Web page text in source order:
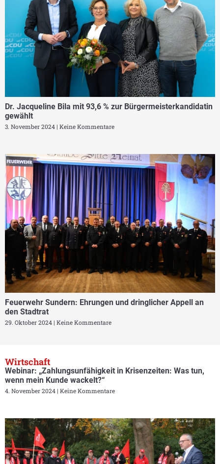
Dr. Jacqueline Bila mit 93,6 % zur Bürgermeisterkandidatin
gewählt
3. November 2024 Keine Kommentare
Feuerwehr Sundern: Ehrungen und dringlicher Appell an
den Stadtrat
29. Oktober 2024 Keine Kommentare
Wirtschaft
Webinar: „Zahlungsunfähigkeit in Krisenzeiten: Was tun,
wenn mein Kunde wackelt?“
4. November 2024 Keine Kommentare